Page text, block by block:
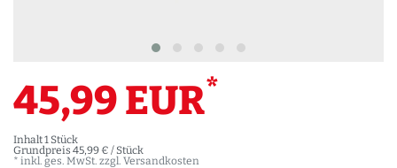
45,99 EUR*
Inhalt1 Stück
Grundpreis 45,99 € / Stück
* inkl. ges. MwSt. zzgl. Versandkosten